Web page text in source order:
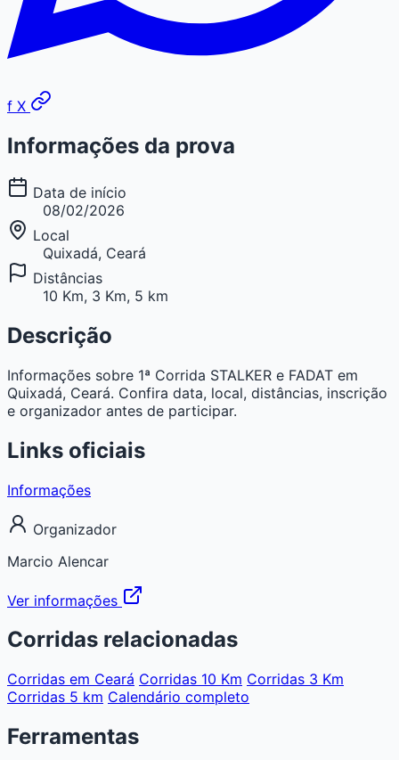
f X
Informações da prova
Data de início
08/02/2026
Local
Quixadá, Ceará
Distâncias
10 Km, 3 Km, 5 km
Descrição
Informações sobre 1ª Corrida STALKER e FADAT em
Quixadá, Ceará. Confira data, local, distâncias, inscrição
e organizador antes de participar.
Links oficiais
Informações
Organizador
Marcio Alencar
Ver informações
Corridas relacionadas
Corridas em Ceará Corridas 10 Km Corridas 3 Km
Corridas 5 km Calendário completo
Ferramentas